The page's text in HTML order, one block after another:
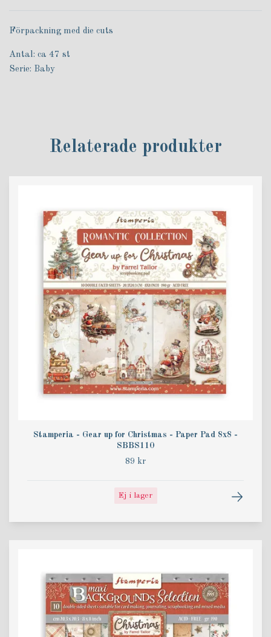
Förpackning med die cuts
Antal: ca 47 st
Serie: Baby
Relaterade produkter
Stamperia - Gear up for Christmas - Paper Pad 8x8 -
SBBS110
89 kr
Ej i lager